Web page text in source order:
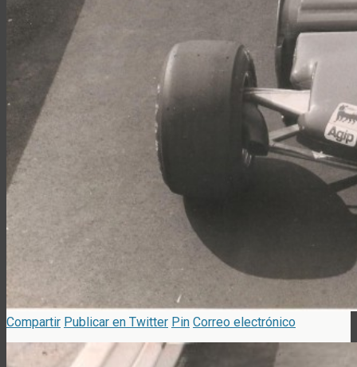
Compartir Publicar en Twitter Pin Correo electrónico